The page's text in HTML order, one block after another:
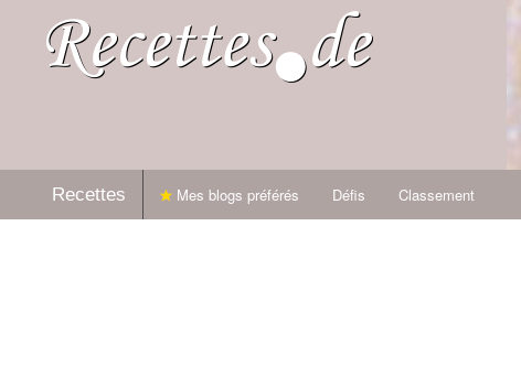
Recettes Mes blogs préférés Défis Classement